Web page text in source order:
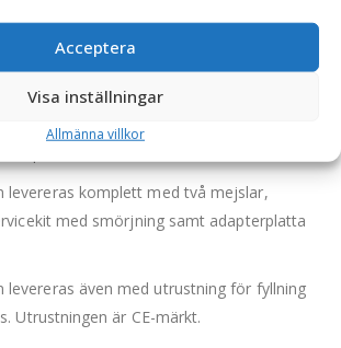
Acceptera
Visa inställningar
Allmänna villkor
XS-1000 – fäste S50, för maskinvikt
är ett robust och driftsäkert verktyg,
patent med enbart två rörliga delar.
levereras komplett med två mejslar,
med smörjning samt adapterplatta
levereras även med utrustning för fyllning
Utrustningen är CE-märkt.